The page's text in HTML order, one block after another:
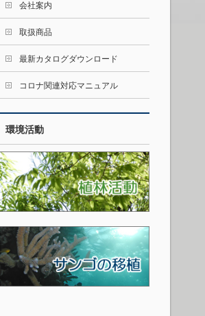
会社案内
取扱商品
最新カタログダウンロード
コロナ関連対応マニュアル
環境活動